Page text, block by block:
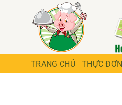
TRANG CHỦ THỰC ĐƠN